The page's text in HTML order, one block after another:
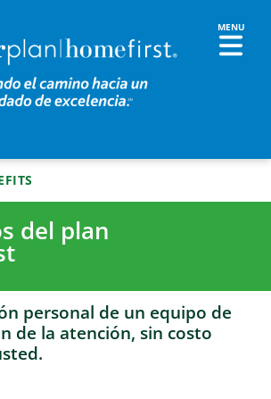
del plan
personal de un equipo de
de la atención, sin costo